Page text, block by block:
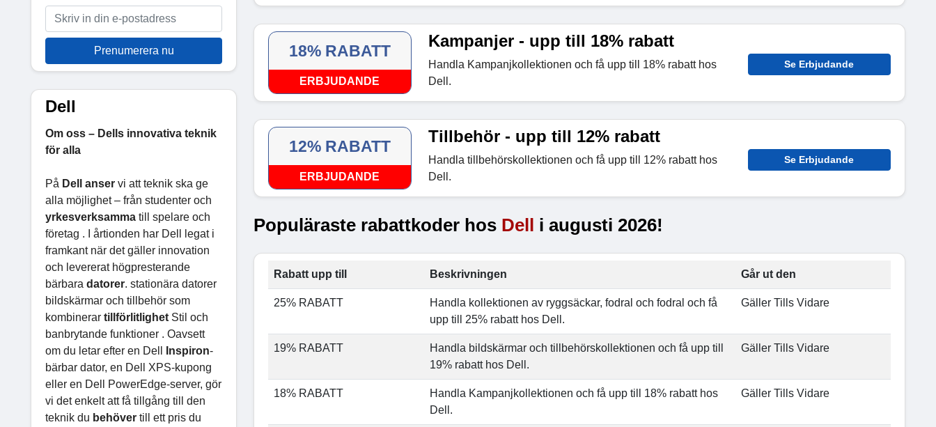
Prenumerera nu
Dell
Om oss – Dells innovativa teknik
för alla
På Dell anser vi att teknik ska ge
alla möjlighet – från studenter och
yrkesverksamma till spelare och
företag . I årtionden har Dell legat i
framkant när det gäller innovation
och levererat högpresterande
bärbara datorer. stationära datorer
bildskärmar och tillbehör som
kombinerar tillförlitlighet Stil och
banbrytande funktioner . Oavsett
om du letar efter en Dell
Inspiron-
bärbar dator, en Dell XPS-kupong
eller en Dell PowerEdge-server, gör
vi det enkelt att få tillgång till den
teknik du behöver till ett pris du
18% RABATT
ERBJUDANDE
Kampanjer - upp till 18% rabatt
Handla Kampanjkollektionen och få upp till 18% rabatt hos
Dell.
Se Erbjudande
12% RABATT
ERBJUDANDE
Tillbehör - upp till 12% rabatt
Handla tillbehörskollektionen och få upp till 12% rabatt hos
Dell.
Se Erbjudande
Populäraste rabattkoder hos Dell i augusti 2026!
Rabatt upp till Beskrivningen Går ut den
25% RABATT
Handla kollektionen av ryggsäckar, fodral och fodral och få
upp till 25% rabatt hos Dell.
Gäller Tills Vidare
19% RABATT
Handla bildskärmar och tillbehörskollektionen och få upp till
19% rabatt hos Dell.
Gäller Tills Vidare
18% RABATT
Handla Kampanjkollektionen och få upp till 18% rabatt hos
Dell.
Gäller Tills Vidare